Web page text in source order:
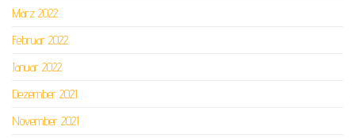
März 2022
Februar 2022
Januar 2022
Dezember 2021
November 2021